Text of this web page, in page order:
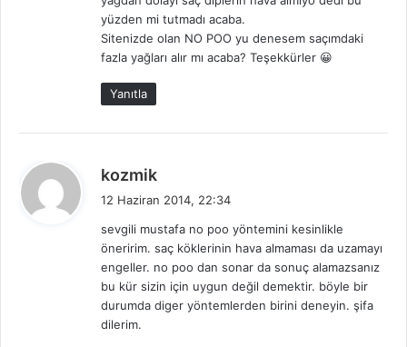
yüzden mi tutmadı acaba.
Sitenizde olan NO POO yu denesem saçımdaki
fazla yağları alır mı acaba? Teşekkürler 😀
Yanıtla
kozmik
i
k
i
12 Haziran 2014, 22:34
sevgili mustafa no poo yöntemini kesinlikle
öneririm. saç köklerinin hava almaması da uzamayı
engeller. no poo dan sonar da sonuç alamazsanız
bu kür sizin için uygun değil demektir. böyle bir
durumda diger yöntemlerden birini deneyin. şifa
dilerim.